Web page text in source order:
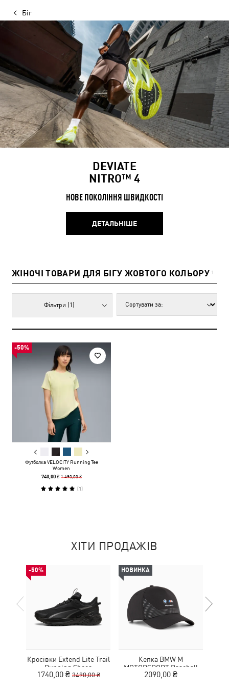
Біг
DEVIATE
NITRO™ 4
НОВЕ ПОКОЛІННЯ ШВИДКОСТІ
ДЕТАЛЬНІШЕ
ЖІНОЧІ ТОВАРИ ДЛЯ БІГУ ЖОВТОГО КОЛЬОРУ 1
Фільтри (1)
-50%
Футболка VELOCITY Running Tee
Women
740,00 ₴ 1 490,00 ₴
(1)
ХІТИ ПРОДАЖІВ
-50%
Кросівки Extend Lite Trail
Running Shoes
1740,00 ₴ 3490,00 ₴
НОВИНКА
Кепка BMW M
MOTORSPORT Baseball
Cap
2090,00 ₴